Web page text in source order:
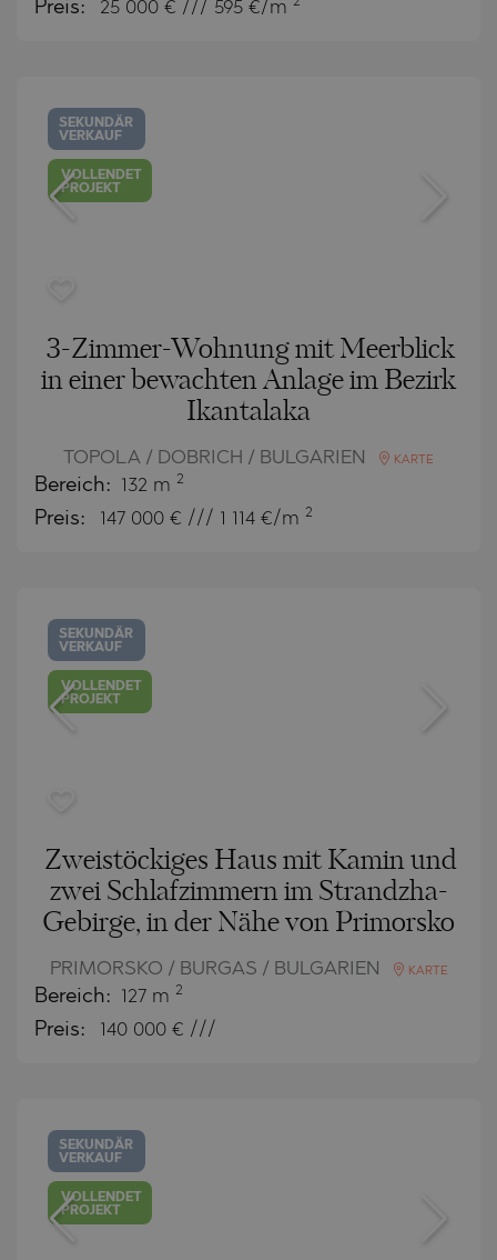
Preis: 25 000 € /// 595 €/m
SEKUNDÄR
VERKAUF
VOLLENDET
PROJEKT
3-Zimmer-Wohnung mit Meerblick
in einer bewachten Anlage im Bezirk
Ikantalaka
TOPOLA / DOBRICH / BULGARIEN KARTE
Bereich: 132 m 2
Preis: 147 000 € /// 1 114 €/m 2
SEKUNDÄR
VERKAUF
VOLLENDET
PROJEKT
Zweistöckiges Haus mit Kamin und
zwei Schlafzimmern im Strandzha-
Gebirge, in der Nähe von Primorsko
PRIMORSKO / BURGAS / BULGARIEN KARTE
Bereich: 127 m 2
Preis: 140 000 € ///
SEKUNDÄR
VERKAUF
VOLLENDET
PROJEKT